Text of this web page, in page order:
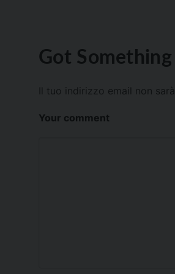
Got Something
Il tuo indirizzo email non
Your comment